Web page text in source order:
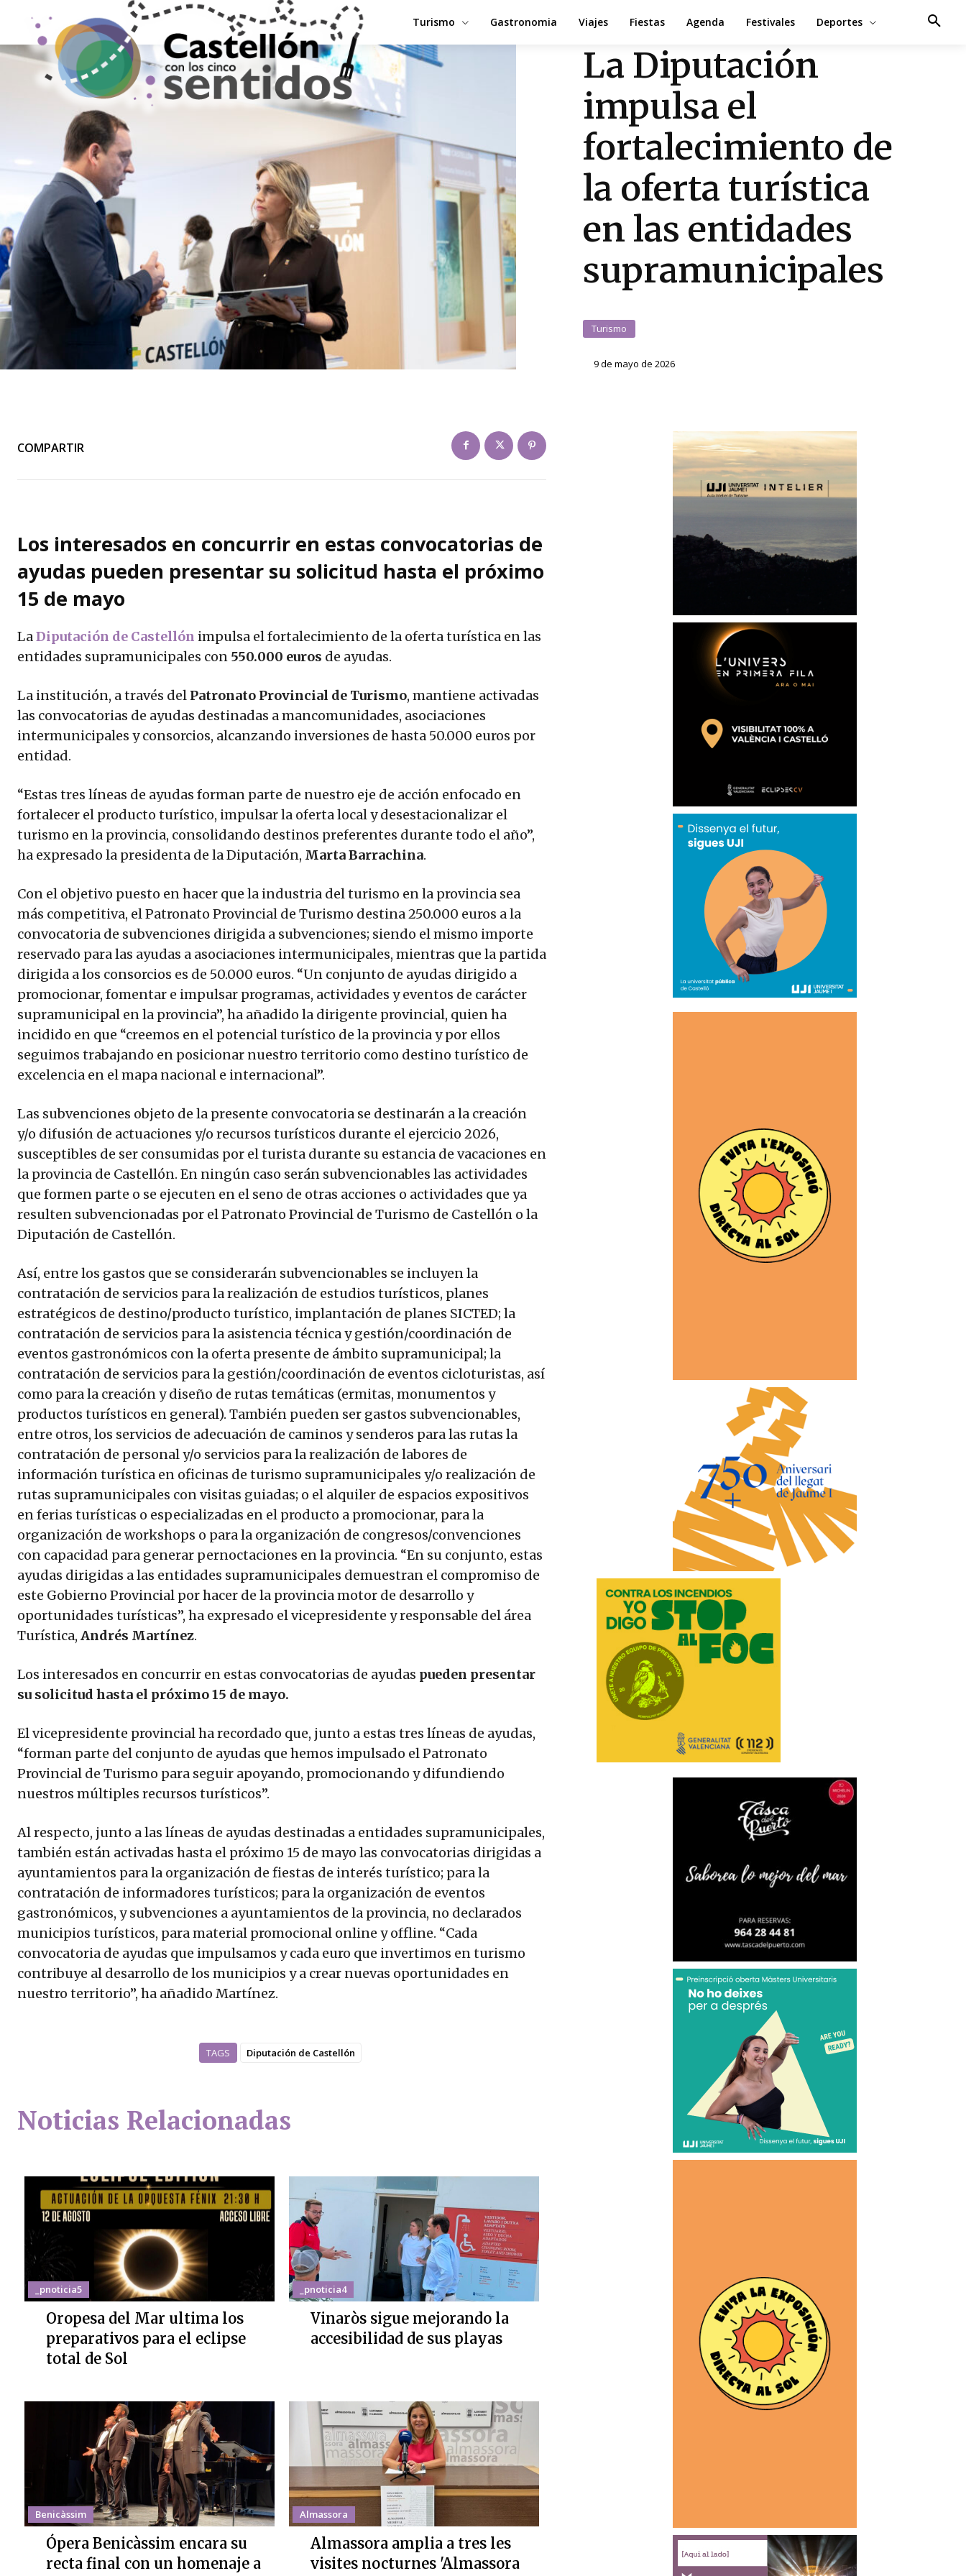
Turismo Gastronomia Viajes Fiestas Agenda Festivales Deportes
La Diputación
impulsa el
fortalecimiento de
la oferta turística
en las entidades
supramunicipales
Turismo
9 de mayo de 2026
COMPARTIR
Los interesados en concurrir en estas convocatorias de
ayudas pueden presentar su solicitud hasta el próximo
15 de mayo
La Diputación de Castellón impulsa el fortalecimiento de la oferta turística en las
entidades supramunicipales con 550.000 euros de ayudas.
La institución, a través del Patronato Provincial de Turismo, mantiene activadas
las convocatorias de ayudas destinadas a mancomunidades, asociaciones
intermunicipales y consorcios, alcanzando inversiones de hasta 50.000 euros por
entidad.
“Estas tres líneas de ayudas forman parte de nuestro eje de acción enfocado en
fortalecer el producto turístico, impulsar la oferta local y desestacionalizar el
turismo en la provincia, consolidando destinos preferentes durante todo el año”,
ha expresado la presidenta de la Diputación, Marta Barrachina.
Con el objetivo puesto en hacer que la industria del turismo en la provincia sea
más competitiva, el Patronato Provincial de Turismo destina 250.000 euros a la
convocatoria de subvenciones dirigida a subvenciones; siendo el mismo importe
reservado para las ayudas a asociaciones intermunicipales, mientras que la partida
dirigida a los consorcios es de 50.000 euros. “Un conjunto de ayudas dirigido a
promocionar, fomentar e impulsar programas, actividades y eventos de carácter
supramunicipal en la provincia”, ha añadido la dirigente provincial, quien ha
incidido en que “creemos en el potencial turístico de la provincia y por ellos
seguimos trabajando en posicionar nuestro territorio como destino turístico de
excelencia en el mapa nacional e internacional”.
Las subvenciones objeto de la presente convocatoria se destinarán a la creación
y/o difusión de actuaciones y/o recursos turísticos durante el ejercicio 2026,
susceptibles de ser consumidas por el turista durante su estancia de vacaciones en
la provincia de Castellón. En ningún caso serán subvencionables las actividades
que formen parte o se ejecuten en el seno de otras acciones o actividades que ya
resulten subvencionadas por el Patronato Provincial de Turismo de Castellón o la
Diputación de Castellón.
Así, entre los gastos que se considerarán subvencionables se incluyen la
contratación de servicios para la realización de estudios turísticos, planes
estratégicos de destino/producto turístico, implantación de planes SICTED; la
contratación de servicios para la asistencia técnica y gestión/coordinación de
eventos gastronómicos con la oferta presente de ámbito supramunicipal; la
contratación de servicios para la gestión/coordinación de eventos cicloturistas, así
como para la creación y diseño de rutas temáticas (ermitas, monumentos y
productos turísticos en general). También pueden ser gastos subvencionables,
entre otros, los servicios de adecuación de caminos y senderos para las rutas la
contratación de personal y/o servicios para la realización de labores de
información turística en oficinas de turismo supramunicipales y/o realización de
rutas supramunicipales con visitas guiadas; o el alquiler de espacios expositivos
en ferias turísticas o especializadas en el producto a promocionar, para la
organización de workshops o para la organización de congresos/convenciones
con capacidad para generar pernoctaciones en la provincia. “En su conjunto, estas
ayudas dirigidas a las entidades supramunicipales demuestran el compromiso de
este Gobierno Provincial por hacer de la provincia motor de desarrollo y
oportunidades turísticas”, ha expresado el vicepresidente y responsable del área
Turística, Andrés Martínez.
Los interesados en concurrir en estas convocatorias de ayudas pueden presentar
su solicitud hasta el próximo 15 de mayo.
El vicepresidente provincial ha recordado que, junto a estas tres líneas de ayudas,
“forman parte del conjunto de ayudas que hemos impulsado el Patronato
Provincial de Turismo para seguir apoyando, promocionando y difundiendo
nuestros múltiples recursos turísticos”.
Al respecto, junto a las líneas de ayudas destinadas a entidades supramunicipales,
también están activadas hasta el próximo 15 de mayo las convocatorias dirigidas a
ayuntamientos para la organización de fiestas de interés turístico; para la
contratación de informadores turísticos; para la organización de eventos
gastronómicos, y subvenciones a ayuntamientos de la provincia, no declarados
municipios turísticos, para material promocional online y offline. “Cada
convocatoria de ayudas que impulsamos y cada euro que invertimos en turismo
contribuye al desarrollo de los municipios y a crear nuevas oportunidades en
nuestro territorio”, ha añadido Martínez.
TAGS Diputación de Castellón
Noticias Relacionadas
_pnoticia5
Oropesa del Mar ultima los
preparativos para el eclipse
total de Sol
_pnoticia4
Vinaròs sigue mejorando la
accesibilidad de sus playas
Benicàssim
Ópera Benicàssim encara su
recta final con un homenaje a
Almassora
Almassora amplia a tres les
visites nocturnes 'Almassora